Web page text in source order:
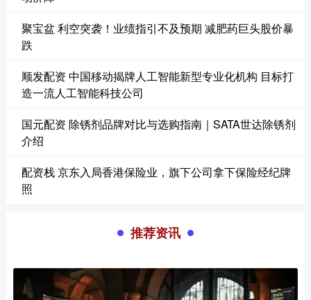
聚宝盆 利空突袭！业绩指引不及预期 减肥药巨头股价暴
跌
顺发配资 中国移动揭牌人工智能新型专业化机构 目标打
造一流人工智能科技公司
国元配资 除锈剂品牌对比与选购指南｜SATA世达除锈剂
介绍
配资栈 京东入局香港保险业，旗下公司拿下保险经纪牌
照
推荐资讯